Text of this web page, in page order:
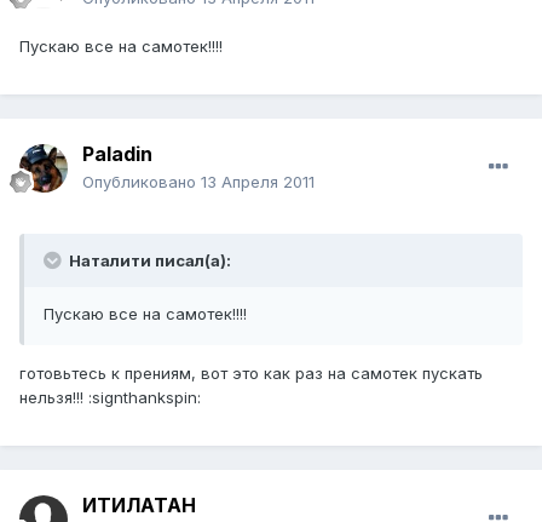
Пускаю все на самотек!!!!
Paladin
Опубликовано 13 Апреля 2011
Наталити писал(а):
Пускаю все на самотек!!!!
готовьтесь к прениям, вот это как раз на самотек пускать
нельзя!!! :signthankspin:
ИТИЛАТАН